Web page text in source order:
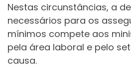
Nestas circunstâncias, a
necessários para os
mínimos compete aos
pela área laboral e pelo
causa.